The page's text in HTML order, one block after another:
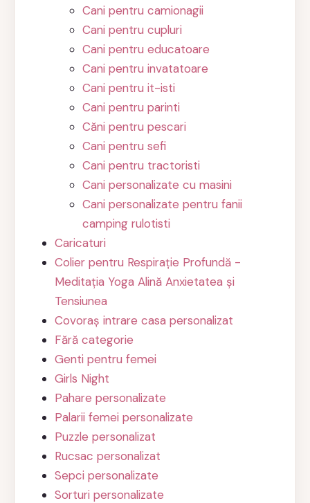
Cani pentru camionagii
Cani pentru cupluri
Cani pentru educatoare
Cani pentru invatatoare
Cani pentru it-isti
Cani pentru parinti
Căni pentru pescari
Cani pentru sefi
Cani pentru tractoristi
Cani personalizate cu masini
Cani personalizate pentru fanii
camping rulotisti
Caricaturi
Colier pentru Respirație Profundă -
Meditația Yoga Alină Anxietatea și
Tensiunea
Covoraș intrare casa personalizat
Fără categorie
Genti pentru femei
Girls Night
Pahare personalizate
Palarii femei personalizate
Puzzle personalizat
Rucsac personalizat
Sepci personalizate
Sorturi personalizate